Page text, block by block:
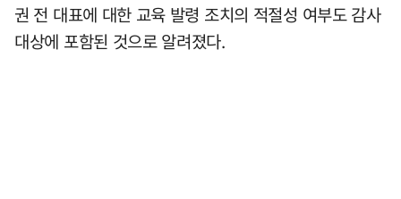
권 전 대표에 대한 교육 발령 조치의 적절성 여부도 감사
대상에 포함된 것으로 알려졌다.